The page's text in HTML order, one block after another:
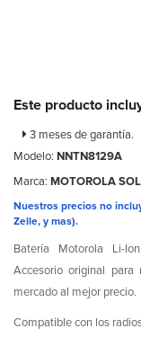
Este producto
3 meses de garantía.
Modelo: NNTN8129A
Marca: MOTOROLA
Nuestros precios no
Zelle, y mas).
Batería Motorola Li-
Accesorio original
mercado al mejor precio.
Compatible con los